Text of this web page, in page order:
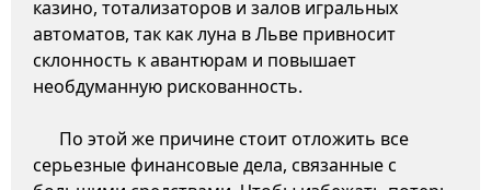
казино, тотализаторов и залов игральных
автоматов, так как луна в Льве привносит
склонность к авантюрам и повышает
необдуманную рискованность.
По этой же причине стоит отложить все
серьезные финансовые дела, связанные с